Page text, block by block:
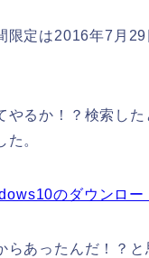
限定は2016年7月
やるか！？検索した
た。
のダウンロー
らあったんだ！？